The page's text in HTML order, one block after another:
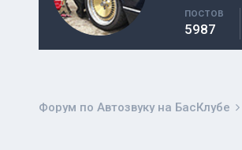
ПОСТОВ
5987
Форум по Автозвуку на БасКлубе